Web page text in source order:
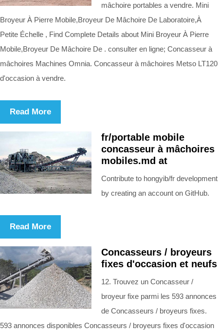
mâchoire portables a vendre. Mini
Broyeur À Pierre Mobile,Broyeur De Mâchoire De Laboratoire,À
Petite Échelle , Find Complete Details about Mini Broyeur À Pierre
Mobile,Broyeur De Mâchoire De . consulter en ligne; Concasseur à
mâchoires Machines Omnia. Concasseur à mâchoires Metso LT120
d'occasion à vendre.
Read More
fr/portable mobile
concasseur à mâchoires
mobiles.md at
Contribute to hongyib/fr development
by creating an account on GitHub.
Read More
Concasseurs / broyeurs
fixes d'occasion et neufs
12. Trouvez un Concasseur /
broyeur fixe parmi les 593 annonces
de Concasseurs / broyeurs fixes.
593 annonces disponibles Concasseurs / broyeurs fixes d'occasion